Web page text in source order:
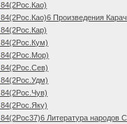
84(2Рос.Као)
84(2Рос.Као)6 Произведения
84(2Рос.Кар)
84(2Рос.Кум)
84(2Рос.Мор)
84(2Рос.Сев)
84(2Рос.Удм)
84(2Рос.Чув)
84(2Рос.Яку)
84(2Рос37)6 Литература народов